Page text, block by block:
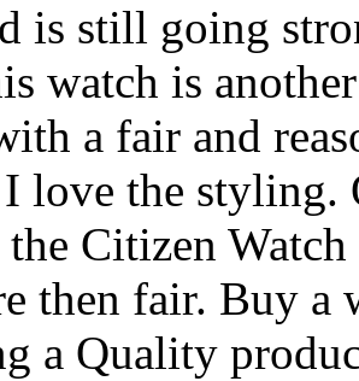
is still going
watch is
a fair and
love the styling.
Citizen
then fair. Buy a
a Quality